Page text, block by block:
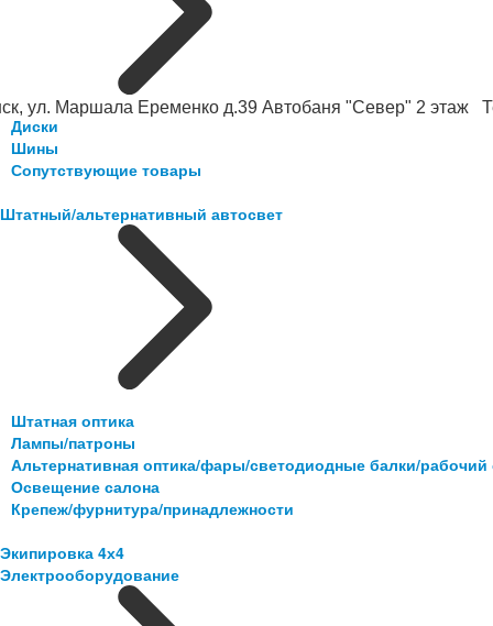
ул. Маршала Еременко д.39 Автобаня "Север" 2 этаж
Диски
Шины
Сопутствующие товары
Штатный/альтернативный автосвет
Штатная оптика
Лампы/патроны
Альтернативная оптика/фары/светодиодные балки/рабочий
Освещение салона
Крепеж/фурнитура/принадлежности
Экипировка 4х4
Электрооборудование